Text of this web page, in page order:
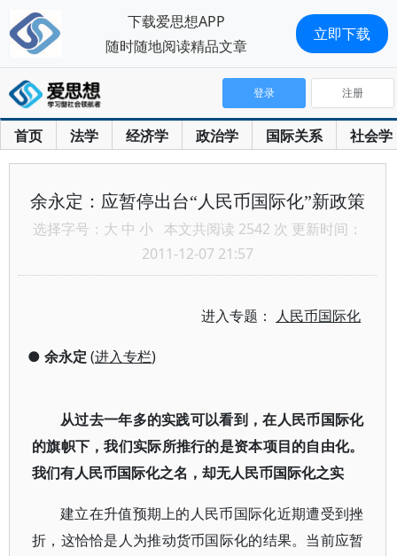
首页 法学 经济学 政治学 国际关系 社会学
登录 注册
余永定：应暂停出台“人民币国际化”新政策
选择字号： 大 中 小 本文共阅读 2542 次 更新时间：
2011-12-07 21:57
进入专题： 人民币国际化
● 余永定 (进入专栏)
从过去一年多的实践可以看到，在人民币国际化
的旗帜下，我们实际所推行的是资本项目的自由化。
我们有人民币国际化之名，却无人民币国际化之实
建立在升值预期上的人民币国际化近期遭受到挫
折，这恰恰是人为推动货币国际化的结果。当前应暂
下载爱思想APP
随时随地阅读精品文章
立即下载